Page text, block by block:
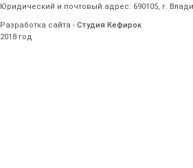
Юридический и почтовый адрес: 690105, г.
Разработка сайта - Студия Кефирок
2018 год